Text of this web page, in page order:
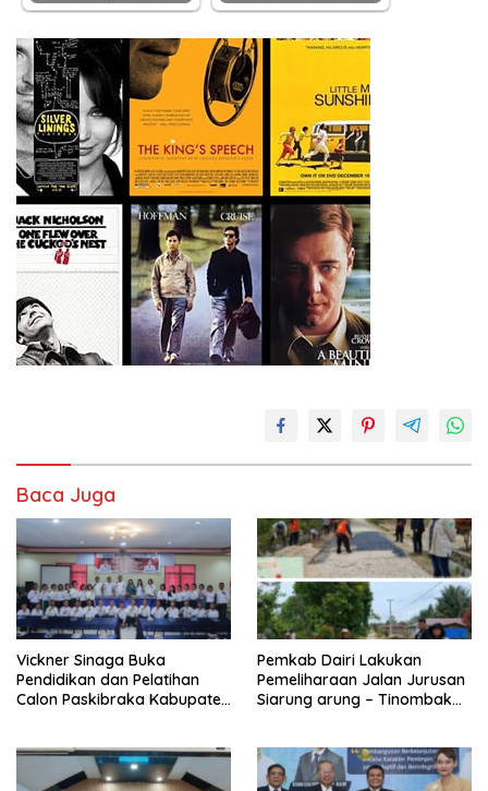
Baca Juga
Vickner Sinaga Buka
Pendidikan dan Pelatihan
Calon Paskibraka Kabupaten
Pemkab Dairi Lakukan
Pemeliharaan Jalan Jurusan
Siarung arung – Tinombak